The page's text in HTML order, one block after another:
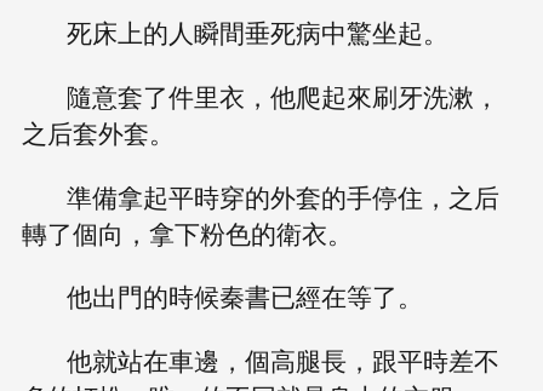
死床上的人瞬間垂死病中驚坐起。
隨意套了件里衣，他爬起來刷牙洗漱，
之后套外套。
準備拿起平時穿的外套的手停住，之后
轉了個向，拿下粉色的衛衣。
他出門的時候秦書已經在等了。
他就站在車邊，個高腿長，跟平時差不